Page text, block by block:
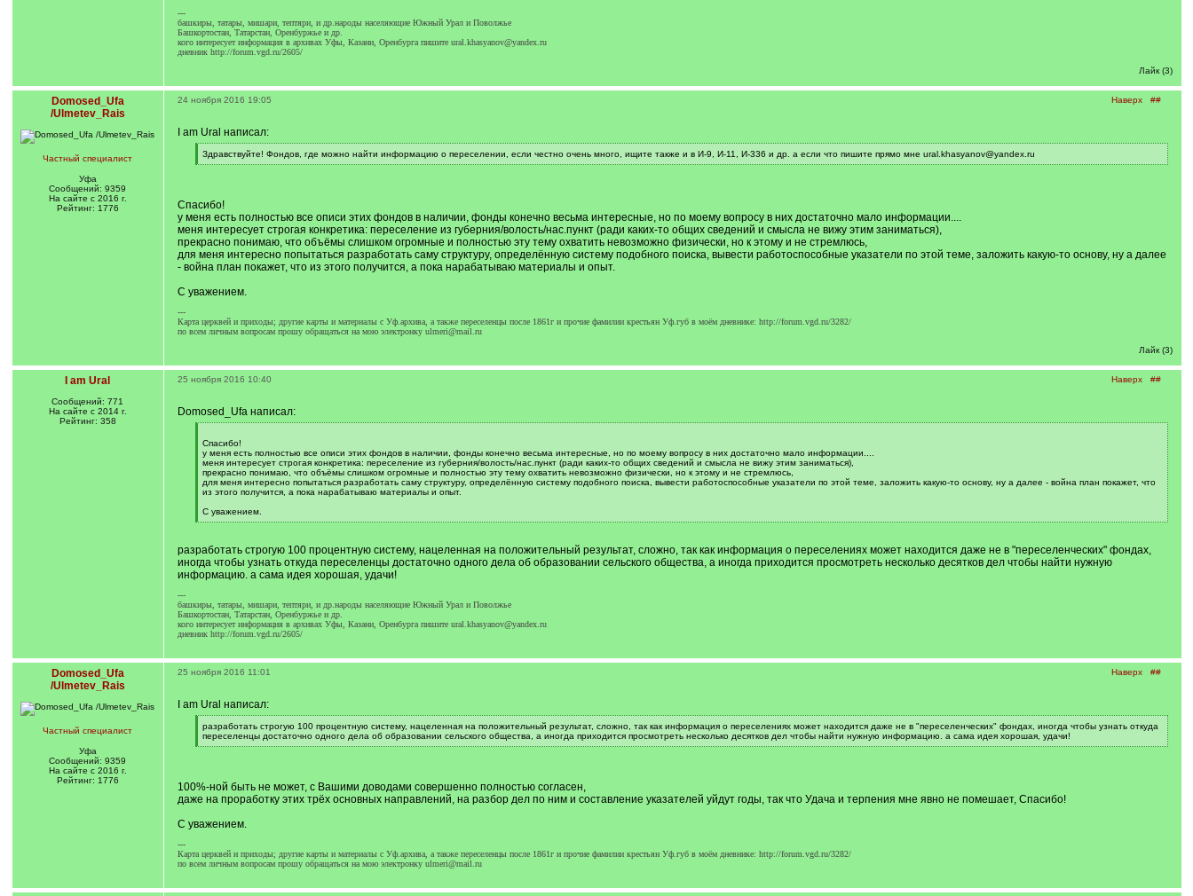
---
башкиры, татары, мишари, тептяри, и др.народы населяющие Южный Урал и Поволжье
Башкортостан, Татарстан, Оренбуржье и др.
кого интересует информация в архивах Уфы, Казани, Оренбурга пишите ural.khasyanov@yandex.ru
дневник http://forum.vgd.ru/2605/
Лайк (3)
Domosed_Ufa
/Ulmetev_Rais
Частный специалист
Уфа
Сообщений: 9359
На сайте с 2016 г.
Рейтинг: 1776
Наверх ##
24 ноября 2016 19:05
I am Ural написал:
[
q
Здравствуйте! Фондов, где можно найти информацию о переселении, если честно очень много, ищите также и в И-9, И-11, И-336 и др. а если что пишите прямо мне ural.khasyanov@yandex.ru
[
Спасибо!
у меня есть полностью все описи этих фондов в наличии, фонды конечно весьма интересные, но по моему вопросу в них достаточно мало информации....
меня интересует строгая конкретика: переселение из губерния/волость/нас.пункт (ради каких-то общих сведений и смысла не вижу этим заниматься),
прекрасно понимаю, что объёмы слишком огромные и полностью эту тему охватить невозможно физически, но к этому и не стремлюсь,
для меня интересно попытаться разработать саму структуру, определённую систему подобного поиска, вывести работоспособные указатели по этой теме, заложить какую-то основу, ну а далее
- война план покажет, что из этого получится, а пока нарабатываю материалы и опыт.
С уважением.
---
Карта церквей и приходы; другие карты и материалы с Уф.архива, а также переселенцы после 1861г и прочие фамилии крестьян Уф.губ в моём дневнике: http://forum.vgd.ru/3282/
по всем личным вопросам прошу обращаться на мою электронку ulmeri@mail.ru
Лайк (3)
I am Ural
Сообщений: 771
На сайте с 2014 г.
Рейтинг: 358
Наверх ##
25 ноября 2016 10:40
Domosed_Ufa написал:
q
]
Спасибо!
у меня есть полностью все описи этих фондов в наличии, фонды конечно весьма интересные, но по моему вопросу в них достаточно мало информации....
меня интересует строгая конкретика: переселение из губерния/волость/нас.пункт (ради каких-то общих сведений и смысла не вижу этим заниматься),
прекрасно понимаю, что объёмы слишком огромные и полностью эту тему охватить невозможно физически, но к этому и не стремлюсь,
для меня интересно попытаться разработать саму структуру, определённую систему подобного поиска, вывести работоспособные указатели по этой теме, заложить какую-то основу, ну а далее - война план покажет, что
из этого получится, а пока нарабатываю материалы и опыт.
С уважением.
[
]
разработать строгую 100 процентную систему, нацеленная на положительный результат, сложно, так как информация о переселениях может находится даже не в "переселенческих" фондах,
иногда чтобы узнать откуда переселенцы достаточно одного дела об образовании сельского общества, а иногда приходится просмотреть несколько десятков дел чтобы найти нужную
информацию. а сама идея хорошая, удачи!
---
башкиры, татары, мишари, тептяри, и др.народы населяющие Южный Урал и Поволжье
Башкортостан, Татарстан, Оренбуржье и др.
кого интересует информация в архивах Уфы, Казани, Оренбурга пишите ural.khasyanov@yandex.ru
дневник http://forum.vgd.ru/2605/
Domosed_Ufa
/Ulmetev_Rais
Частный специалист
Уфа
Сообщений: 9359
На сайте с 2016 г.
Рейтинг: 1776
Наверх ##
25 ноября 2016 11:01
I am Ural написал:
[
q
]
разработать строгую 100 процентную систему, нацеленная на положительный результат, сложно, так как информация о переселениях может находится даже не в "переселенческих" фондах, иногда чтобы узнать откуда
переселенцы достаточно одного дела об образовании сельского общества, а иногда приходится просмотреть несколько десятков дел чтобы найти нужную информацию. а сама идея хорошая, удачи!
[
100%-ной быть не может, с Вашими доводами совершенно полностью согласен,
даже на проработку этих трёх основных направлений, на разбор дел по ним и составление указателей уйдут годы, так что Удача и терпения мне явно не помешает, Спасибо!
С уважением.
---
Карта церквей и приходы; другие карты и материалы с Уф.архива, а также переселенцы после 1861г и прочие фамилии крестьян Уф.губ в моём дневнике: http://forum.vgd.ru/3282/
по всем личным вопросам прошу обращаться на мою электронку ulmeri@mail.ru